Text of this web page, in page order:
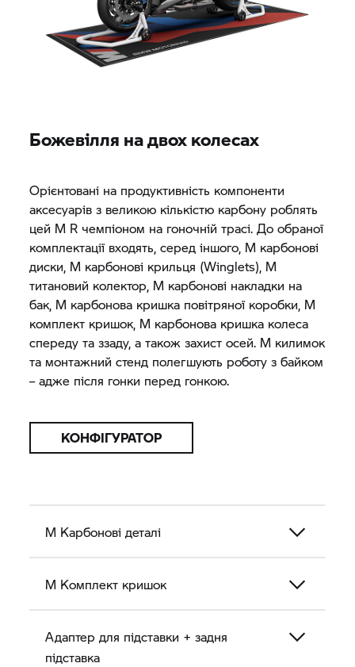
Божевілля на двох колесах
Орієнтовані на продуктивність компоненти
аксесуарів з великою кількістю карбону роблять
цей M R чемпіоном на гоночній трасі. До обраної
комплектації входять, серед іншого, M карбонові
диски, M карбонові крильця (Winglets), M
титановий колектор, M карбонові накладки на
бак, M карбонова кришка повітряної коробки, M
комплект кришок, M карбонова кришка колеса
спереду та ззаду, а також захист осей. M килимок
та монтажний стенд полегшують роботу з байком
– адже після гонки перед гонкою.
КОНФІГУРАТОР
M Карбонові деталі
M Комплект кришок
Адаптер для підставки + задня
підставка